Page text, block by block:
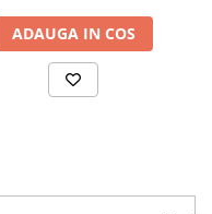
ADAUGA IN COS